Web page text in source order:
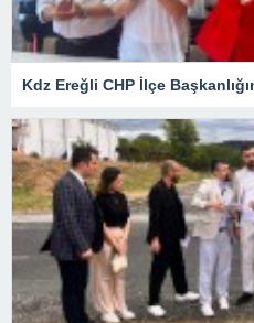
Kdz Ereğli CHP İlçe